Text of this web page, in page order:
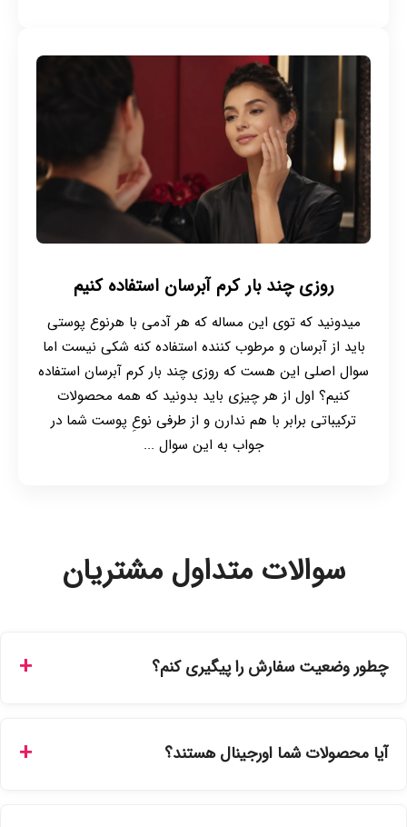
روزی چند بار کرم آبرسان استفاده کنیم
میدونید که توی این مساله که هر آدمی با هرنوع پوستی
باید از آبرسان و مرطوب کننده استفاده کنه شکی نیست اما
سوال اصلی این هست که روزی چند بار کرم آبرسان استفاده
کنیم؟ اول از هر چیزی باید بدونید که همه محصولات
ترکیباتی برابر با هم ندارن و از طرفی نوعِ پوست شما در
جواب به این سوال ...
سوالات متداول مشتریان
چطور وضعیت سفارش را پیگیری کنم؟
سفارشات در سایت، وضعیت لحظه‌ای مرسوله را مشاهده کنید.
آیا محصولات شما اورجینال هستند؟